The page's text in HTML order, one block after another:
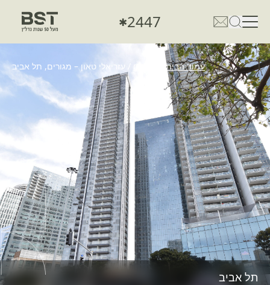
פתיחת טופס חיפוש
פתח את דף פרטי הקשר
2447
✱
עמוד הבית מגורים / עזריאלי טאון – מגורים, תל אביב
תל אביב